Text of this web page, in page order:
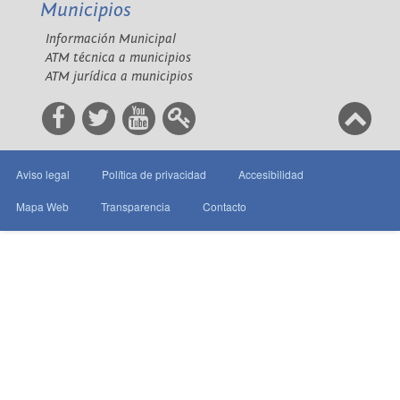
Municipios
Información Municipal
ATM técnica a municipios
ATM jurídica a municipios
Aviso legal Política de privacidad Accesibilidad
Mapa Web Transparencia Contacto